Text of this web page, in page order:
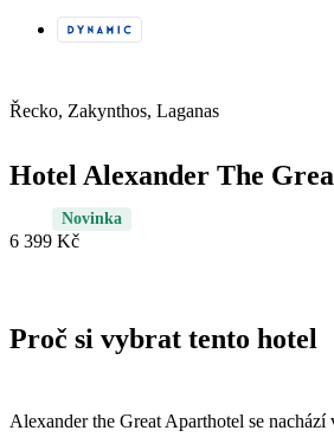
Řecko, Zakynthos, Laganas
Hotel Alexander The
Novinka
6 399 Kč
Proč si vybrat tento hotel
Alexander the Great Aparthotel se